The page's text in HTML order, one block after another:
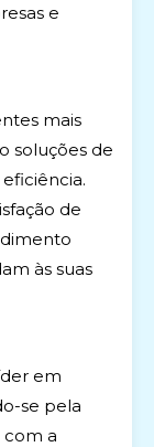
e
mais
soluções de
de
às suas
em
se pela
com a